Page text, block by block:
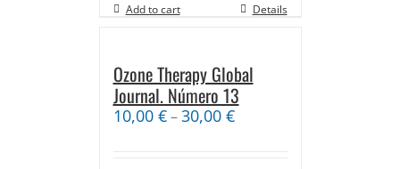
Add to cart Details
Ozone Therapy Global
Journal. Número 13
10,00 €–30,00 €